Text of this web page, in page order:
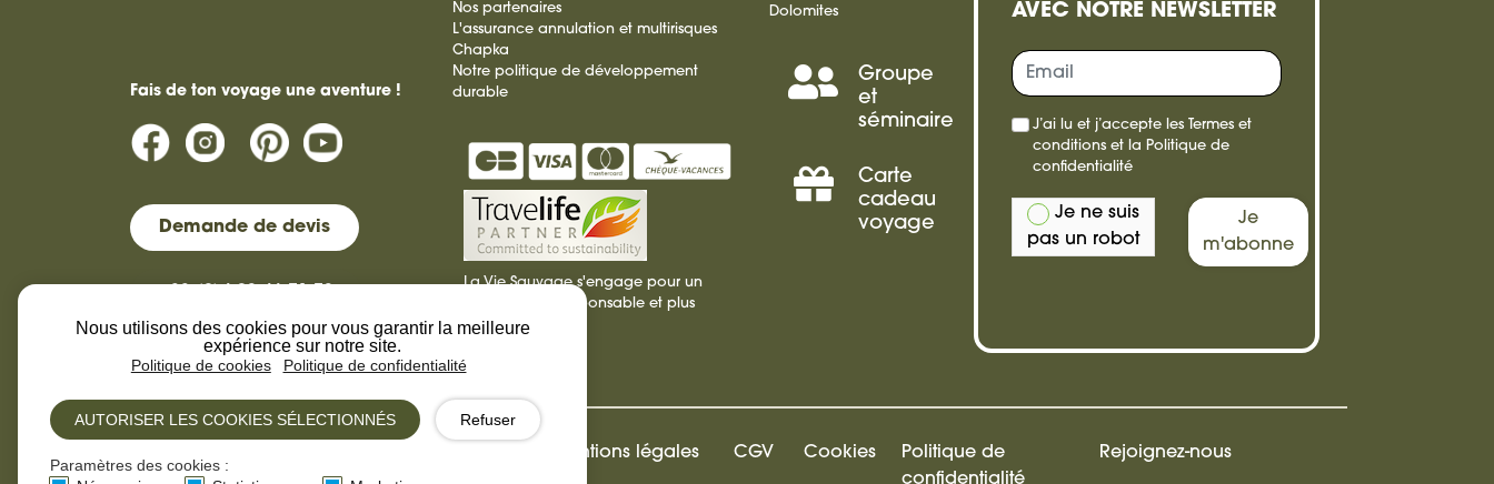
Nous utilisons des cookies pour vous garantir la meilleure
expérience sur notre site.
Politique de cookies Politique de confidentialité
AUTORISER LES COOKIES SÉLECTIONNÉS Refuser
Paramètres des cookies :
Fais de ton voyage une aventure !
Demande de devis
contact@laviesauvage-rando.com
Nos partenaires
L'assurance annulation et multirisques
Chapka
Notre politique de développement
durable
La Vie Sauvage s'engage pour un
tourisme plus responsable et plus
durable
Dolomites
Groupe
et
séminaire
Séminaire,
Incentive
Carte
cadeau
voyage
Offrir
AVEC NOTRE NEWSLETTER
J’ai lu et j’accepte les
Termes et
conditions et la Politique de
confidentialité
Je ne suis
pas un robot
Je
m'abonne
2026
Pix.LR
Mentions légales CGV Cookies
Politique de
confidentialité
Rejoignez-nous